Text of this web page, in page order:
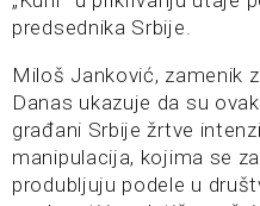
predsednika Srbije.
Miloš Janković, zamenik
Danas ukazuje da su
građani Srbije žrtve
manipulacija, kojima se
produbljuju podele u